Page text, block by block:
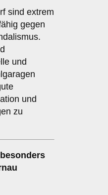
sind extrem
gegen
und
und
zu